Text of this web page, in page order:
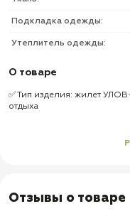
Подкладка одежды:
Утеплитель одежды:
О товаре
✅ Тип изделия: жилет
отдыха
Отзывы о товаре